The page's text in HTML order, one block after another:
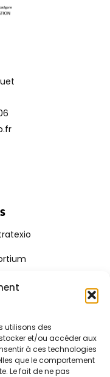
utilisons des
et/ou accéder aux
à ces technologies
que le comportement
Le fait de ne pas